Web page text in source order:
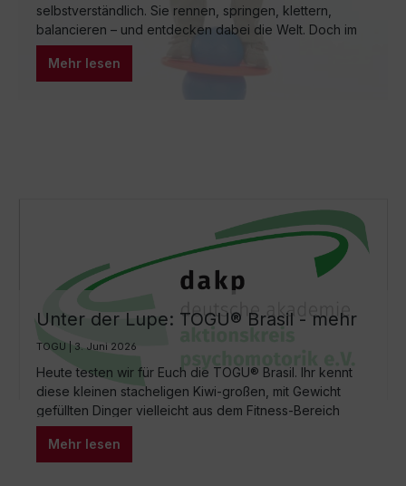
selbstverständlich. Sie rennen, springen, klettern,
balancieren – und entdecken dabei die Welt. Doch im
Alltag vieler Familien sieht die Realität inzwischen
anders aus: lange Sitzzeiten in der Schule,
Hausaufgaben, digitale Medien und ein dicht
Mehr lesen
Unter der Lupe: TOGU® Brasil - mehr
als nur ein Fitnessbegleiter
TOGU | 3. Juni 2026
Heute testen wir für Euch die TOGU® Brasil. Ihr kennt
diese kleinen stacheligen Kiwi-großen, mit Gewicht
gefüllten Dinger vielleicht aus dem Fitness-Bereich
oder aus dem Rückentraining. Aber diese kleinen Brasil
lassen sich auch wunderbar in der Psychomotorik
einsetzten, das möchten wir Euch heute gerne
Mehr lesen